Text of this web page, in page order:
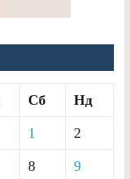
Сб Нд
1 2
8 9